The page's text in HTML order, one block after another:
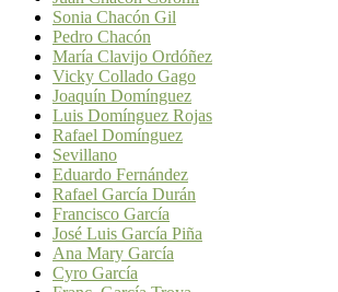
Sonia Chacón Gil
Pedro Chacón
María Clavijo Ordóñez
Vicky Collado Gago
Joaquín Domínguez
Luis Domínguez Rojas
Rafael Domínguez
Sevillano
Eduardo Fernández
Rafael García Durán
Francisco García
José Luis García Piña
Ana Mary García
Cyro García